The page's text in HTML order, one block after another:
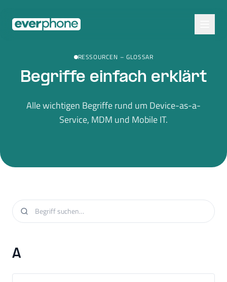
RESSOURCEN – GLOSSAR
Begriffe einfach erklärt
Alle wichtigen Begriffe rund um Device-as-a-
Service, MDM und Mobile IT.
A